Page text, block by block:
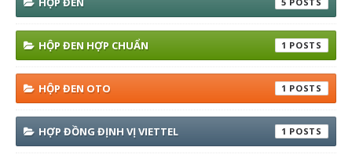
HỘP ĐEN HỢP CHUẨN 1
HỘP ĐEN OTO 1
HỢP ĐỒNG ĐỊNH VỊ VIETTEL 1